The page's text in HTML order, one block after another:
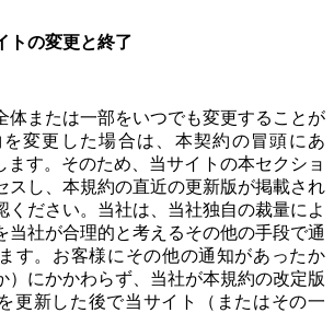
トの変更と終了
体または一部をいつでも変更することが
変更した場合は、本契約の冒頭にあ
ます。そのため、当サイトの本セクショ
スし、本規約の直近の更新版が掲載され
ださい。 当社は、当社独自の裁量によ
当社が合理的と考えるその他の手段で通
す。 お客様にその他の通知があったか
）にかかわらず、当社が本規約の改定版
更新した後で当サイト（またはその一